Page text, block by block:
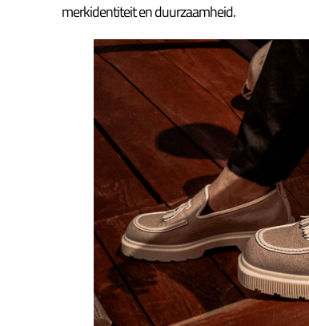
merkidentiteit en duurzaamheid.